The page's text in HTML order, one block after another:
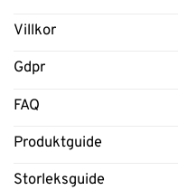
Villkor
Gdpr
FAQ
Produktguide
Storleksguide